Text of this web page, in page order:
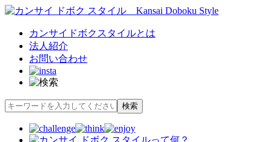
カンサイドボクスタイルとは
法人紹介
お問い合わせ